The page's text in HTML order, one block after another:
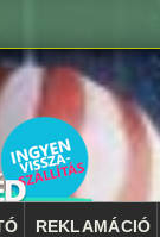
REKLAMÁCIÓ